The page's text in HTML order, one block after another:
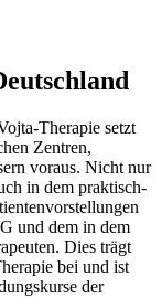
Therapie setzt
Zentren,
voraus. Nicht nur
in dem praktisch-
und dem in dem
Dies trägt
bei und ist
der